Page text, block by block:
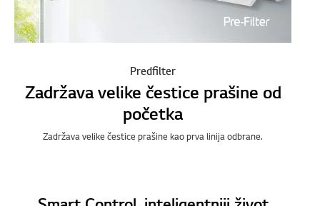
Predfilter
Zadržava velike čestice prašine od
početka
Zadržava velike čestice prašine kao prva linija odbrane.